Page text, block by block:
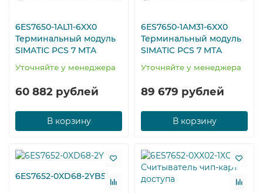
6ES7650-1AL11-6XX0
Терминальный модуль
SIMATIC PCS 7 MTA
Уточняйте у менеджера
60 882 рублей
В корзину
6ES7650-1AM31-6XX0
Терминальный модуль
SIMATIC PCS 7 MTA
Уточняйте у менеджера
89 679 рублей
В корзину
6ES7652-0XD68-2YB5